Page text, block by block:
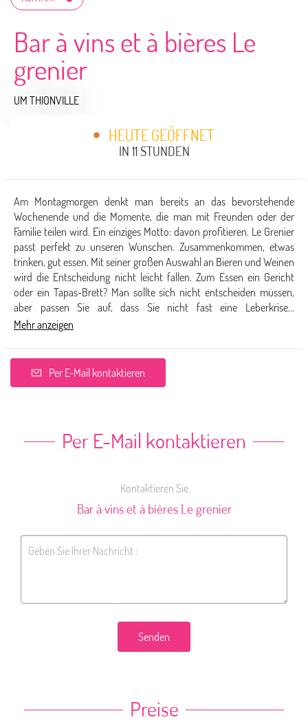
Bar à vins et à bières Le
grenier
UM THIONVILLE
HEUTE GEÖFFNET
IN 11 STUNDEN
Am Montagmorgen denkt man bereits an das bevorstehende
Wochenende und die Momente, die man mit Freunden oder der
Familie teilen wird. Ein einziges Motto: davon profitieren. Le Grenier
passt perfekt zu unseren Wünschen. Zusammenkommen, etwas
trinken, gut essen. Mit seiner großen Auswahl an Bieren und Weinen
wird die Entscheidung nicht leicht fallen. Zum Essen ein Gericht
oder ein Tapas-Brett? Man sollte sich nicht entscheiden müssen,
aber passen Sie auf, dass Sie nicht fast eine Leberkrise...
Mehr anzeigen
Per E-Mail kontaktieren
Per E-Mail kontaktieren
Kontaktieren Sie
Bar à vins et à bières Le grenier
Senden
Preise